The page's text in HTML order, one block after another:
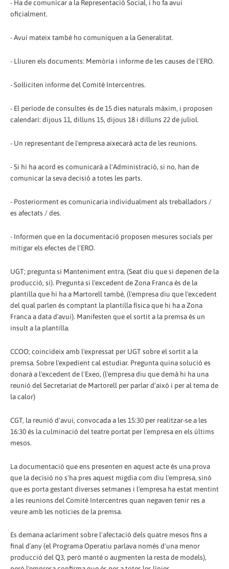
- Ha de comunicar a la Representació Social, i ho fa avui
oficialment.
- Avui mateix també ho comuniquen a la Generalitat.
- Lliuren els documents: Memòria i informe de les causes de l'ERO.
- Sol·liciten informe del Comitè Intercentres.
- El període de consultes és de 15 dies naturals màxim, i proposen
calendari: dijous 11, dilluns 15, dijous 18 i dilluns 22 de juliol.
- Un representant de l'empresa aixecarà acta de les reunions.
- Si hi ha acord es comunicarà a l'Administració, si no, han de
comunicar la seva decisió a totes les parts.
- Posteriorment es comunicaria individualment als treballadors /
es afectats / des.
- Informen que en la documentació proposen mesures socials per
mitigar els efectes de l'ERO.
UGT; pregunta si Manteniment entra, (Seat diu que si depenen de la
producció, si). Pregunta si l'excedent de Zona Franca és de la
plantilla que hi ha a Martorell també, (l'empresa diu que l'excedent
del qual parlen és comptant la plantilla física que hi ha a Zona
Franca a data d´avui). Manifesten que el sortit a la premsa és un
insult a la plantilla.
CCOO; coincideix amb l'expressat per UGT sobre el sortit a la
premsa. Sobre l'expedient cal estudiar. Pregunta quina solució es
donarà a l'excedent de l'Exeo, (l'empresa diu que demà hi ha una
reunió del Secretariat de Martorell per parlar d'això i per al tema de
la calor)
CGT, la reunió d'avui, convocada a les 15:30 per realitzar-se a les
16:30 és la culminació del teatre portat per l'empresa en els últims
mesos.
La documentació que ens presenten en aquest acte és una prova
que la decisió no s'ha pres aquest migdia com diu l'empresa, sinó
que es porta gestant diverses setmanes i l'empresa ha estat mentint
a les reunions del Comitè Intercentres quan negaven tenir res a
veure amb les notícies de la premsa.
Es demana aclariment sobre l'afectació dels quatre mesos fins a
final d´any (el Programa Operatiu parlava només d'una menor
producció del Q3, però manté o augmenten la resta de models),